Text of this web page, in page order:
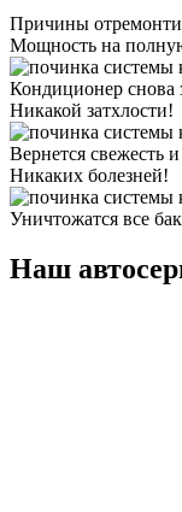
Причины
Мощность на
Кондиционер снова
Никакой затхлости!
Вернется свежесть
Никаких болезней!
Уничтожатся все
Наш